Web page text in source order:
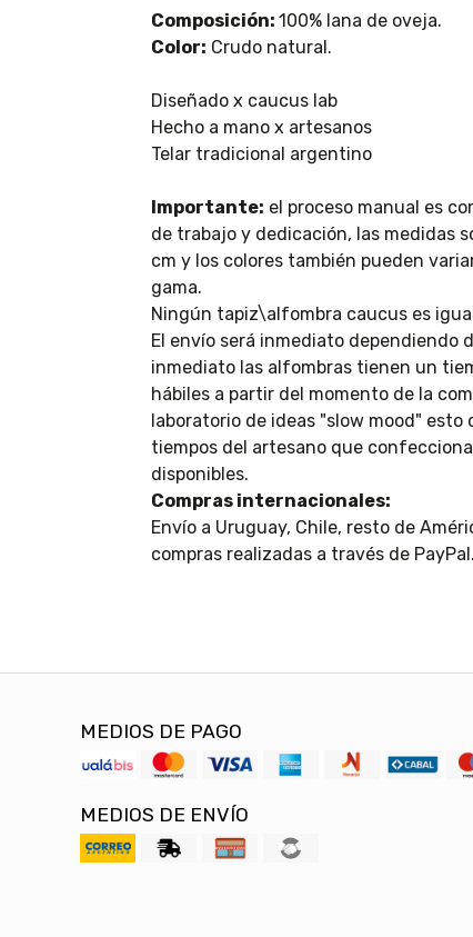
Composición: 100% lana de oveja.
Color: Crudo natural.
Diseñado x caucus lab
Hecho a mano x artesanos
Telar tradicional argentino
Importante: el proceso manual es
de trabajo y dedicación, las medidas
cm y los colores también pueden
gama.
Ningún tapiz\alfombra caucus es
El envío será inmediato dependiendo
inmediato las alfombras tienen un
hábiles a partir del momento de la
laboratorio de ideas "slow mood"
tiempos del artesano que
disponibles.
Compras internacionales:
Envío a Uruguay, Chile, resto de
compras realizadas a través de PayPal.
MEDIOS DE PAGO
MEDIOS DE ENVÍO